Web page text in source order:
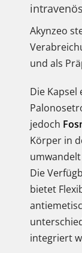
Akynzeo
und als
Die
jedoch
Körper in
Die
bietet
integriert